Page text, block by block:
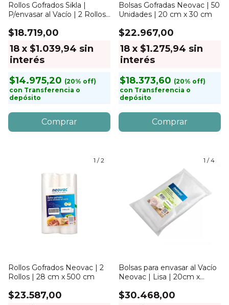
Rollos Gofrados Sikla |
P/envasar al Vacío | 2 Rollos |
$18.719,00
18 x $1.039,94 sin
interés
$14.975,20
con Transferencia o
depósito
Bolsas Gofradas Neovac | 50
Unidades | 20 cm x 30 cm
$22.967,00
18 x $1.275,94 sin
interés
$18.373,60
con Transferencia o
depósito
1 /2
Rollos Gofrados Neovac | 2
Rollos | 28 cm x 500 cm
$23.587,00
1 /4
Bolsas para envasar al Vacío
Neovac | Lisa | 20cm x
$30.468,00